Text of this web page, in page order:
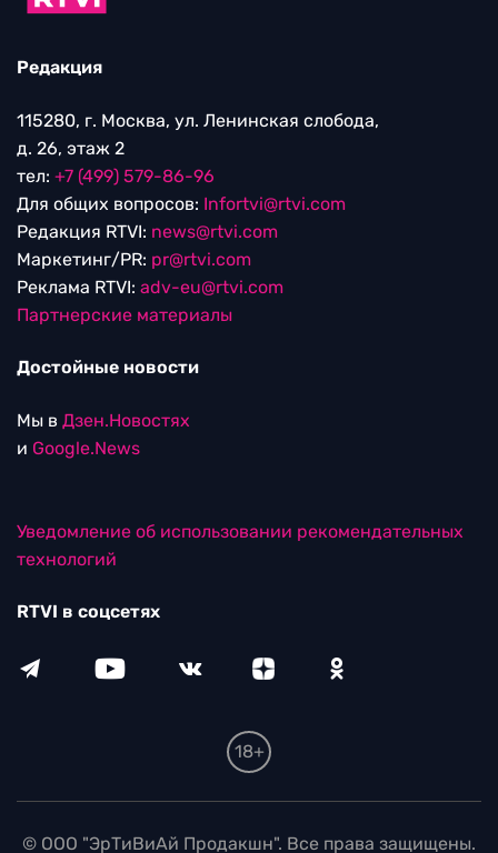
Редакция
115280, г. Москва, ул. Ленинская слобода,
д. 26, этаж 2
тел: +7 (499) 579-86-96
Для общих вопросов: Infortvi@rtvi.com
Редакция RTVI: news@rtvi.com
Маркетинг/PR: pr@rtvi.com
Реклама RTVI: adv-eu@rtvi.com
Партнерские материалы
Достойные новости
Мы в Дзен.Новостях
и Google.News
Уведомление об использовании рекомендательных
технологий
RTVI в соцсетях
18+
© ООО "ЭрТиВиАй Продакшн". Все права защищены.